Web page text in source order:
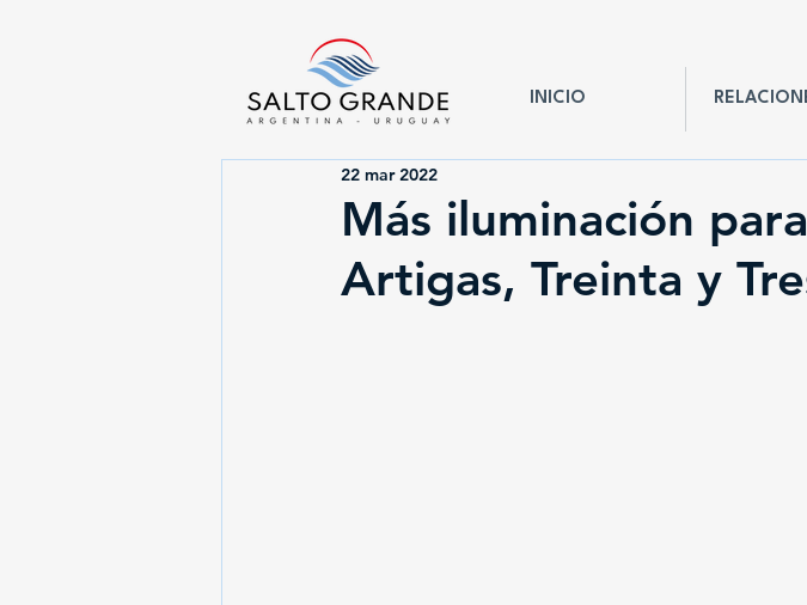
INICIO
Más iluminación
Artigas, Treinta y
22 mar 2022